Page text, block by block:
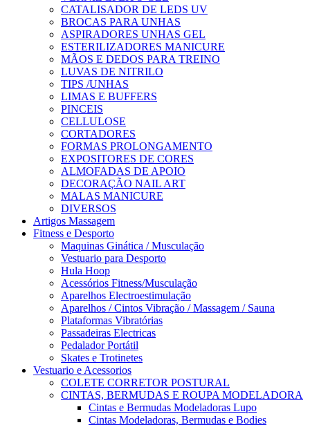
CATALISADOR DE LEDS UV
BROCAS PARA UNHAS
ASPIRADORES UNHAS GEL
ESTERILIZADORES MANICURE
MÃOS E DEDOS PARA TREINO
LUVAS DE NITRILO
TIPS /UNHAS
LIMAS E BUFFERS
PINCEIS
CELLULOSE
CORTADORES
FORMAS PROLONGAMENTO
EXPOSITORES DE CORES
ALMOFADAS DE APOIO
DECORAÇÃO NAIL ART
MALAS MANICURE
DIVERSOS
Artigos Massagem
Fitness e Desporto
Maquinas Ginática / Musculação
Vestuario para Desporto
Hula Hoop
Acessórios Fitness/Musculação
Aparelhos Electroestimulação
Aparelhos / Cintos Vibração / Massagem / Sauna
Plataformas Vibratórias
Passadeiras Electricas
Pedalador Portátil
Skates e Trotinetes
Vestuario e Acessorios
COLETE CORRETOR POSTURAL
CINTAS, BERMUDAS E ROUPA MODELADORA
Cintas e Bermudas Modeladoras Lupo
Cintas Modeladoras, Bermudas e Bodies